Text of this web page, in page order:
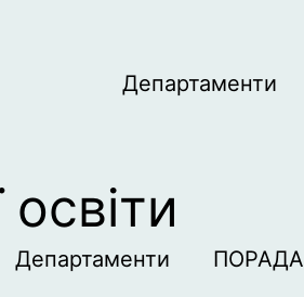
Департаменти
Департаменти ПОРАДА